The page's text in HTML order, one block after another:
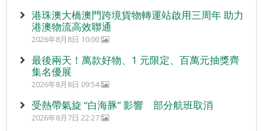
港珠澳大橋澳門跨境貨物轉運站啟用三周年 助力
港澳物流高效聯通
2026年8月8日 10:00
最後兩天！萬款好物、1 元限定、百萬元抽獎齊
集名優展
2026年8月8日 09:54
受熱帶氣旋 “白海豚” 影響 部分航班取消
2026年8月7日 22:27